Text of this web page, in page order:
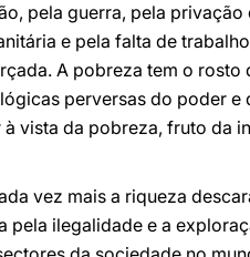
pela guerra, pela
e pela falta de
A pobreza tem o rosto
perversas do poder
vista da pobreza, fruto da
vez mais a riqueza
ilegalidade e a